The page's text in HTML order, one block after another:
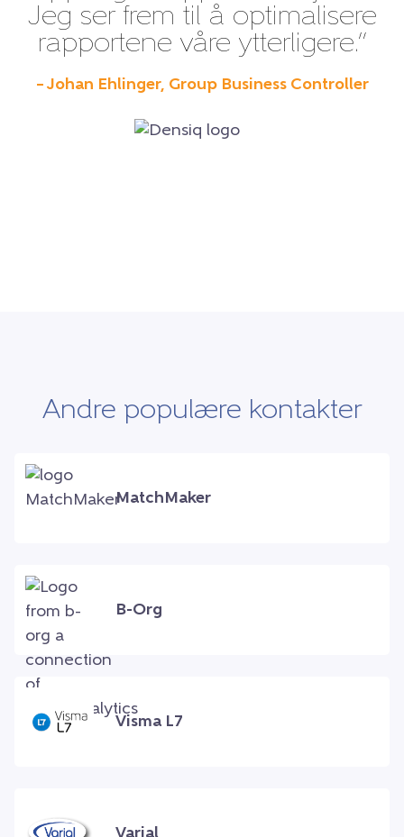
Jeg ser frem til å optimalisere
rapportene våre ytterligere.”
– Johan Ehlinger, Group Business Controller
Andre populære kontakter
MatchMaker
B-Org
Visma L7